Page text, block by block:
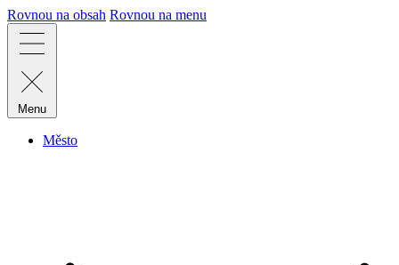
Rovnou na obsah Rovnou na menu
Menu
Město